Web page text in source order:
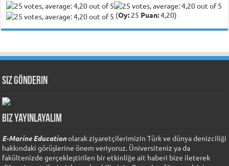
(Oy: 25 Puan:4,20)
Siz Gönderin
Biz Yayınlayalım
E-Marine Educationolarak ziyaretçilerimizin Türk ve dünya denizciliği
hakkındaki görüşlerine önem veriyoruz. Üniversiteniz ya da
fakültenizde gerçekleştirilen bir etkinliğe ait haberi bize ileterek